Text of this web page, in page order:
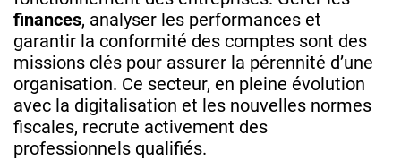
finances, analyser les performances et
garantir la conformité des comptes sont des
missions clés pour assurer la pérennité d’une
organisation. Ce secteur, en pleine évolution
avec la digitalisation et les nouvelles normes
fiscales, recrute activement des
professionnels qualifiés.